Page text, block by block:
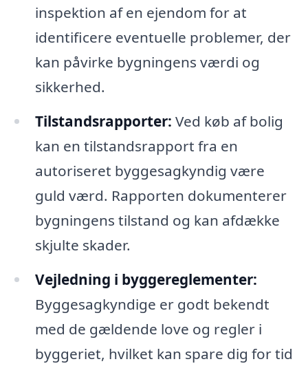
inspektion af en ejendom for at
identificere eventuelle problemer, der
kan påvirke bygningens værdi og
sikkerhed.
Tilstandsrapporter: Ved køb af bolig
kan en tilstandsrapport fra en
autoriseret byggesagkyndig være
guld værd. Rapporten dokumenterer
bygningens tilstand og kan afdække
skjulte skader.
Vejledning i byggereglementer:
Byggesagkyndige er godt bekendt
med de gældende love og regler i
byggeriet, hvilket kan spare dig for tid